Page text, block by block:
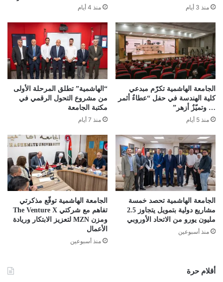
منذ 3 أيام
منذ 4 أيام
الجامعة الهاشمية تكرّم مبدعي
كلية الهندسة في حفل “عطاءٌ أثمر
… وتميّزٌ أزهر”
منذ 5 أيام
“الهاشمية” تطلق المرحلة الأولى
من مشروع التحول الرقمي في
مكتبة الجامعة
منذ 7 أيام
الجامعة الهاشمية تحصد خمسة
مشاريع دولية بتمويل يتجاوز 2.5
مليون يورو من الاتحاد الأوروبي
منذ أسبوعين
الجامعة الهاشمية توقّع مذكرتي
تفاهم مع شركتي The Venture X
ومزن MZN لتعزيز الابتكار وريادة
الأعمال
منذ أسبوعين
أقلام حرة